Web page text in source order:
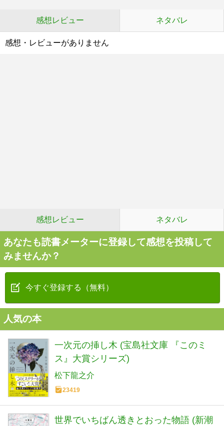
感想レビュー ネタバレ
感想・レビューがありません
感想レビュー ネタバレ
あなたも読書メーターに登録して感想を投稿して
みませんか？
今すぐ登録する（無料）
人気の本
一次元の挿し木 (宝島社文庫 『このミ
ス』大賞シリーズ)
松下龍之介
23419
世界でいちばん透きとおった物語 (新潮